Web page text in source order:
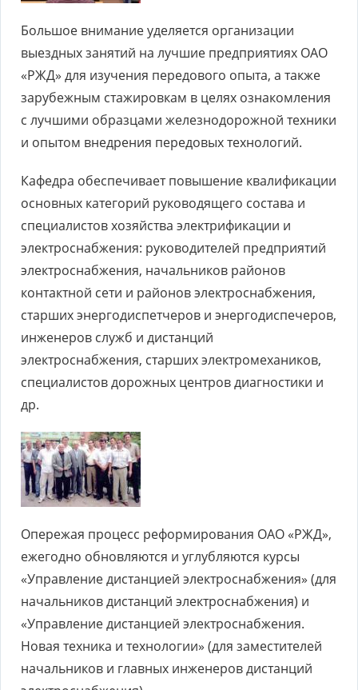
Большое внимание уделяется организации
выездных занятий на лучшие предприятиях ОАО
«РЖД» для изучения передового опыта, а также
зарубежным стажировкам в целях ознакомления
с лучшими образцами железнодорожной техники
и опытом внедрения передовых технологий.
Кафедра обеспечивает повышение квалификации
основных категорий руководящего состава и
специалистов хозяйства электрификации и
электроснабжения: руководителей предприятий
электроснабжения, начальников районов
контактной сети и районов электроснабжения,
старших энергодиспетчеров и энергодиспечеров,
инженеров служб и дистанций
электроснабжения, старших электромехаников,
специалистов дорожных центров диагностики и
др.
Опережая процесс реформирования ОАО «РЖД»,
ежегодно обновляются и углубляются курсы
«Управление дистанцией электроснабжения» (для
начальников дистанций электроснабжения) и
«Управление дистанцией электроснабжения.
Новая техника и технологии» (для заместителей
начальников и главных инженеров дистанций